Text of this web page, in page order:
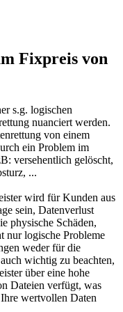
Fixpreis von
s.g. logischen
nuanciert werden.
von einem
ein Problem im
versehentlich gelöscht,
...
wird für Kunden aus
sein, Datenverlust
physische Schäden,
nur logische Probleme
weder für die
wichtig zu beachten,
über eine hohe
Dateien verfügt, was
wertvollen Daten